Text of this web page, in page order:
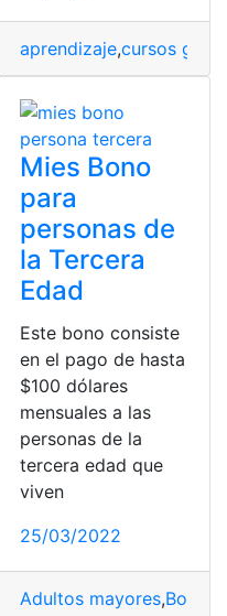
y Social
aprendizaje,cursos
Mies Bono
para
personas de
la Tercera
Edad
Este bono consiste
en el pago de hasta
$100 dólares
mensuales a las
personas de la
tercera edad que
viven
25/03/2022
Adultos mayores,Bono